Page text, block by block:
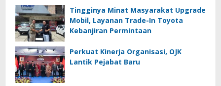
Tingginya Minat Masyarakat Upgrade
Mobil, Layanan Trade-In Toyota
Kebanjiran Permintaan
Perkuat Kinerja Organisasi, OJK
Lantik Pejabat Baru